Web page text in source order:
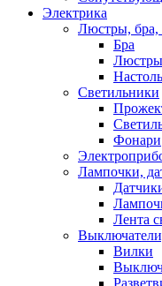
Электрика
Люстры, бра,
Бра
Люстры
Светильники
Фонари
Лампочки,
Лента
Вилки